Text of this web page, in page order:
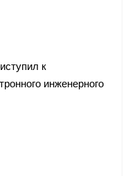
к
инженерного